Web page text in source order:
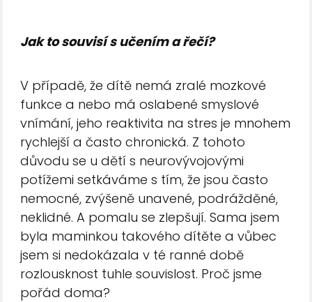
Jak to souvisí s učením a řečí?
V případě, že dítě nemá zralé mozkové
funkce a nebo má oslabené smyslové
vnímání, jeho reaktivita na stres je mnohem
rychlejší a často chronická. Z tohoto
důvodu se u dětí s neurovývojovými
potížemi setkáváme s tím, že jsou často
nemocné, zvýšeně unavené, podrážděné,
neklidné. A pomalu se zlepšují. Sama jsem
byla maminkou takového dítěte a vůbec
jsem si nedokázala v té ranné době
rozlousknost tuhle souvislost. Proč jsme
pořád doma?